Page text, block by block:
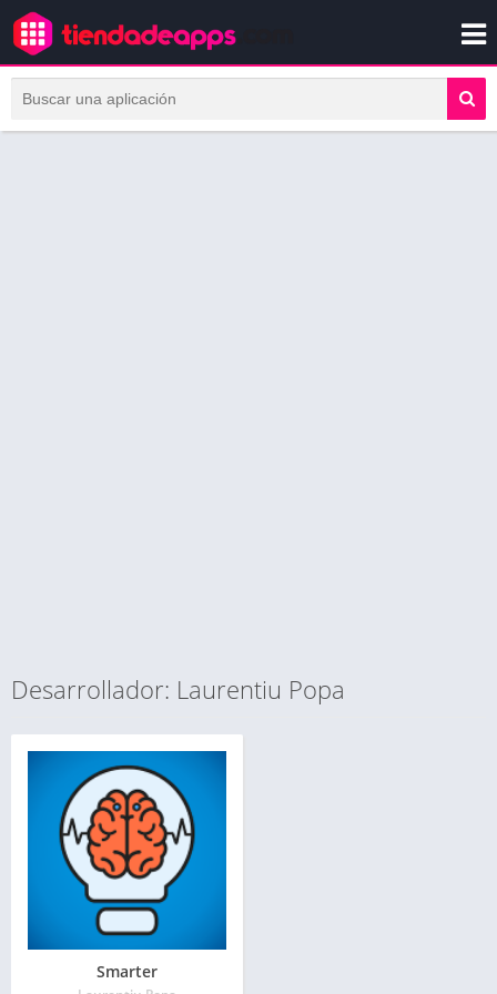
Desarrollador: Laurentiu Popa
Smarter